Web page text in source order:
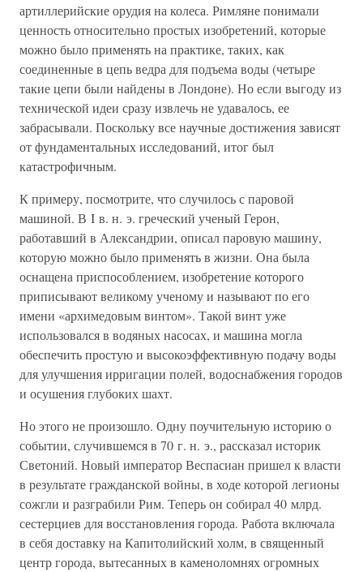
артиллерийские орудия на колеса. Римляне понимали
ценность относительно простых изобретений, которые
можно было применять на практике, таких, как
соединенные в цепь ведра для подъема воды (четыре
такие цепи были найдены в Лондоне). Но если выгоду из
технической идеи сразу извлечь не удавалось, ее
забрасывали. Поскольку все научные достижения зависят
от фундаментальных исследований, итог был
катастрофичным.
К примеру, посмотрите, что случилось с паровой
машиной. В I в. н. э. греческий ученый Герон,
работавший в Александрии, описал паровую машину,
которую можно было применять в жизни. Она была
оснащена приспособлением, изобретение которого
приписывают великому ученому и называют по его
имени «архимедовым винтом». Такой винт уже
использовался в водяных насосах, и машина могла
обеспечить простую и высокоэффективную подачу воды
для улучшения ирригации полей, водоснабжения городов
и осушения глубоких шахт.
Но этого не произошло. Одну поучительную историю о
событии, случившемся в 70 г. н. э., рассказал историк
Светоний. Новый император Веспасиан пришел к власти
в результате гражданской войны, в ходе которой легионы
сожгли и разграбили Рим. Теперь он собирал 40 млрд.
сестерциев для восстановления города. Работа включала
в себя доставку на Капитолийский холм, в священный
центр города, вытесанных в каменоломнях огромных